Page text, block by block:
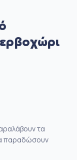
τα
παραδώσουν